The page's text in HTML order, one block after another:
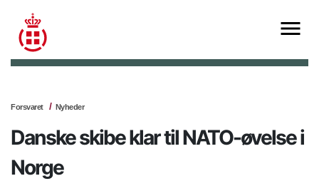
Forsvaret Nyheder
Danske skibe klar til NATO-øvelse i
Norge